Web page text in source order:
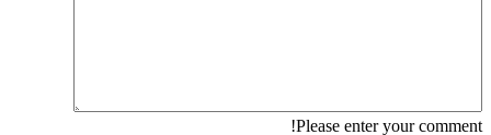
Please enter your comment!